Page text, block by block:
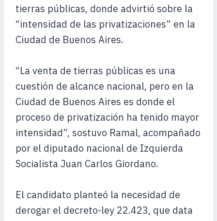
tierras públicas, donde advirtió sobre la
“intensidad de las privatizaciones” en la
Ciudad de Buenos Aires.
“La venta de tierras públicas es una
cuestión de alcance nacional, pero en la
Ciudad de Buenos Aires es donde el
proceso de privatización ha tenido mayor
intensidad”, sostuvo Ramal, acompañado
por el diputado nacional de Izquierda
Socialista Juan Carlos Giordano.
El candidato planteó la necesidad de
derogar el decreto-ley 22.423, que data